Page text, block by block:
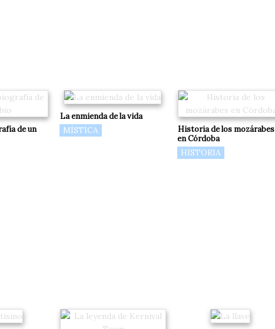
de un
La enmienda de la vida
MÍSTICA
Historia de los mozárabes
en Córdoba
HISTORIA